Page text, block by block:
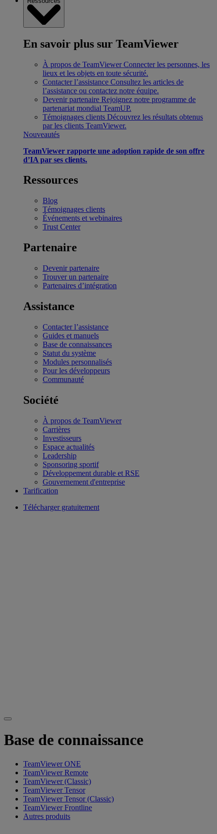
En savoir plus sur TeamViewer
À propos de TeamViewer Connecter les personnes, les
lieux et les objets en toute sécurité.
Contacter l’assistance Consultez les articles de
l’assistance ou contactez notre équipe.
Devenir partenaire Rejoignez notre programme de
partenariat mondial TeamUP.
Témoignages clients Découvrez les résultats obtenus
par les clients TeamViewer.
Nouveautés
TeamViewer rapporte une adoption rapide de son offre
d’IA par ses clients.
Ressources
Blog
Témoignages clients
Événements et webinaires
Trust Center
Partenaire
Devenir partenaire
Trouver un partenaire
Partenaires d’intégration
Assistance
Contacter l’assistance
Guides et manuels
Base de connaissances
Statut du système
Modules personnalisés
Pour les développeurs
Communauté
Société
À propos de TeamViewer
Carrières
Investisseurs
Espace actualités
Leadership
Sponsoring sportif
Développement durable et RSE
Gouvernement d'entreprise
Tarification
Télécharger gratuitement
Base de connaissance
TeamViewer ONE
TeamViewer Remote
TeamViewer (Classic)
TeamViewer Tensor
TeamViewer Tensor (Classic)
TeamViewer Frontline
Autres produits